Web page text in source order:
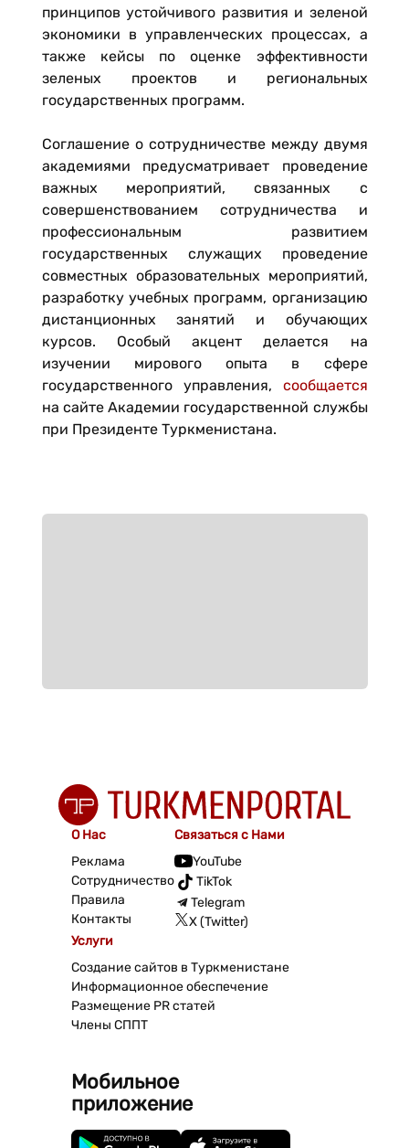
принципов устойчивого развития и зеленой
экономики в управленческих процессах, а
также кейсы по оценке эффективности
зеленых проектов и региональных
государственных программ.
Соглашение о сотрудничестве между двумя
академиями предусматривает проведение
важных мероприятий, связанных с
совершенствованием сотрудничества и
профессиональным развитием
государственных служащих проведение
совместных образовательных мероприятий,
разработку учебных программ, организацию
дистанционных занятий и обучающих
курсов. Особый акцент делается на
изучении мирового опыта в сфере
государственного управления, сообщается
на сайте Академии государственной службы
при Президенте Туркменистана.
О Нас
Реклама
Сотрудничество
Правила
Контакты
Связаться с Нами
YouTube
TikTok
Telegram
X (Twitter)
Услуги
Создание сайтов в Туркменистане
Информационное обеспечение
Размещение PR статей
Члены СППТ
Мобильное
приложение